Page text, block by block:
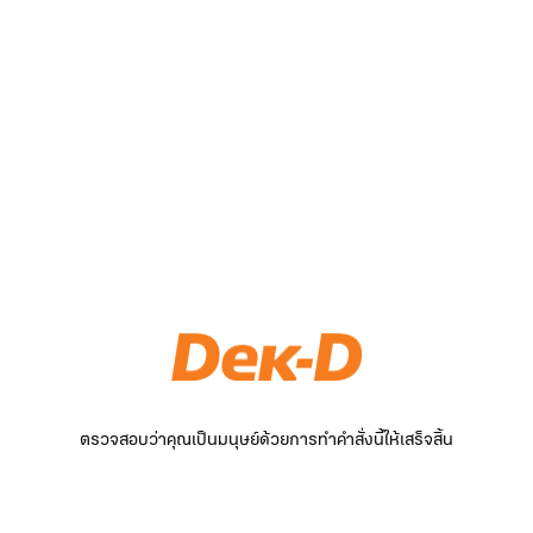
ตรวจสอบว่าคุณเป็นมนุษย์ด้วยการทำคำสั่งนี้ให้เสร็จสิ้น